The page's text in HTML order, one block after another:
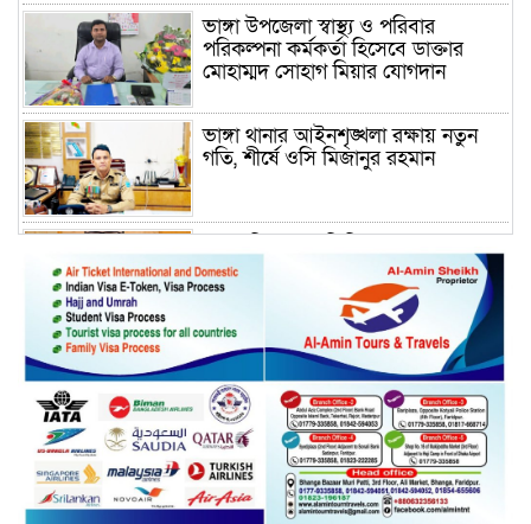
ভাঙ্গা উপজেলা স্বাস্থ্য ও পরিবার
পরিকল্পনা কর্মকর্তা হিসেবে ডাক্তার
মোহাম্মদ সোহাগ মিয়ার যোগদান
ভাঙ্গা থানার আইনশৃঙ্খলা রক্ষায় নতুন
গতি, শীর্ষে ওসি মিজানুর রহমান
(রাজস্ব) আজিম উদ্দিন ভূমি মন্ত্রণালয়ে
পদায়ন
সাবেক এমপির প্রেস সেক্রেটারি রফিকের
ক্ষমতার দাপট ও গণ-অসন্তোষের তথ্য
গায়েব করে ত্রিশাল থানার সাজানো
রিপোর্ট
মুক্তাগাছায় জুলাই শহীদ সামিদের কবর
জিয়ারত ও পৌর কমিটির কার্যক্রম শুরু